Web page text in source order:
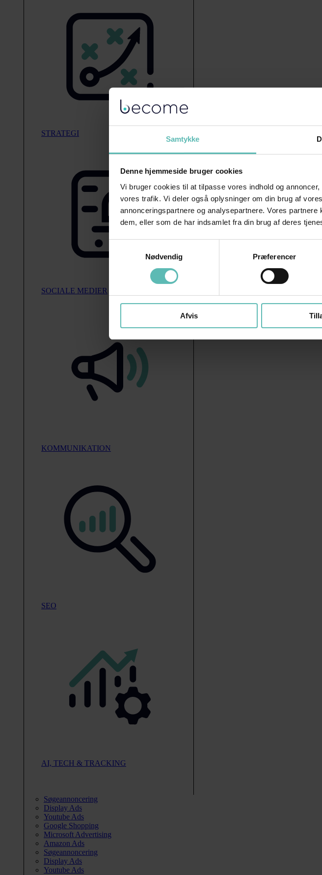
Samtykke
Denne hjemmeside bruger cookies
Vi bruger cookies til at tilpasse vores indhold og
vores trafik. Vi deler også oplysninger om din brug af
annonceringspartnere og analysepartnere. Vores
dem, eller som de har indsamlet fra din brug af deres
Nødvendig
Præferencer
Afvis
STRATEGI
SOCIALE MEDIER
KOMMUNIKATION
SEO
AI, TECH & TRACKING
Søgeannoncering
Display Ads
Youtube Ads
Google Shopping
Microsoft Advertising
Amazon Ads
Søgeannoncering
Display Ads
Youtube Ads